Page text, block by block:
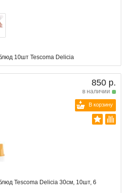
10шт Tescoma Delicia
850 р.
в наличии
В корзину
Tescoma Delicia 30cм, 10шт, 6